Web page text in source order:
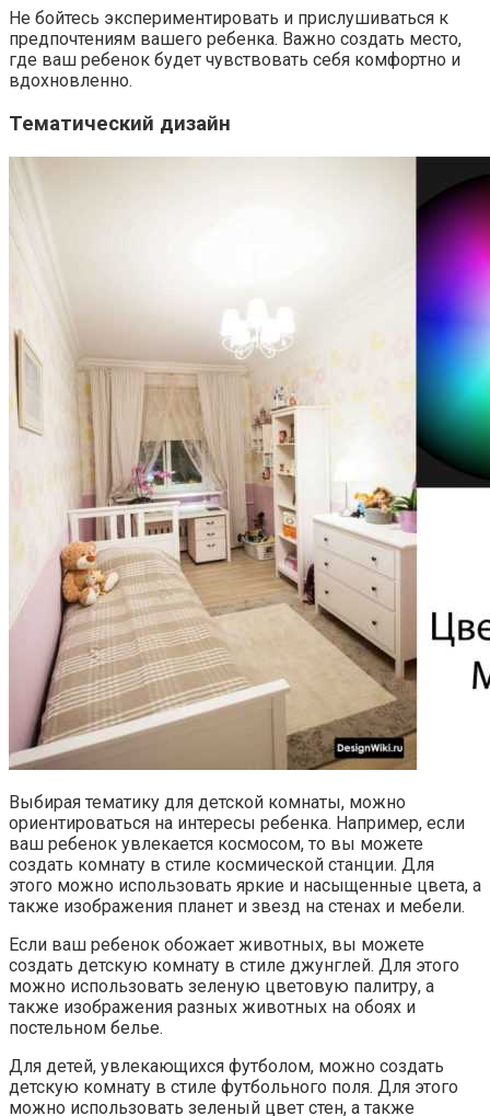
Не бойтесь экспериментировать и прислушиваться к
предпочтениям вашего ребенка. Важно создать место,
где ваш ребенок будет чувствовать себя комфортно и
вдохновленно.
Тематический дизайн
Выбирая тематику для детской комнаты, можно
ориентироваться на интересы ребенка. Например, если
ваш ребенок увлекается космосом, то вы можете
создать комнату в стиле космической станции. Для
этого можно использовать яркие и насыщенные цвета, а
также изображения планет и звезд на стенах и мебели.
Если ваш ребенок обожает животных, вы можете
создать детскую комнату в стиле джунглей. Для этого
можно использовать зеленую цветовую палитру, а
также изображения разных животных на обоях и
постельном белье.
Для детей, увлекающихся футболом, можно создать
детскую комнату в стиле футбольного поля. Для этого
можно использовать зеленый цвет стен, а также